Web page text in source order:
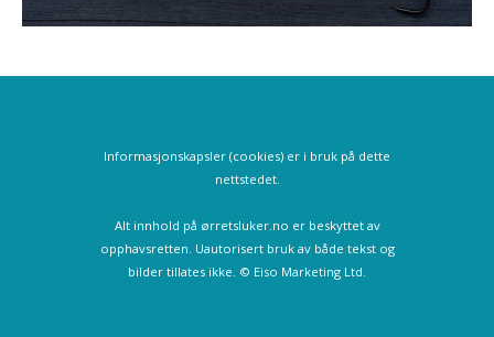
Informasjonskapsler (cookies) er i bruk på dette
nettstedet.
Alt innhold på ørretsluker.no er beskyttet av
opphavsretten. Uautorisert bruk av både tekst og
bilder tillates ikke. © Eiso Marketing Ltd.